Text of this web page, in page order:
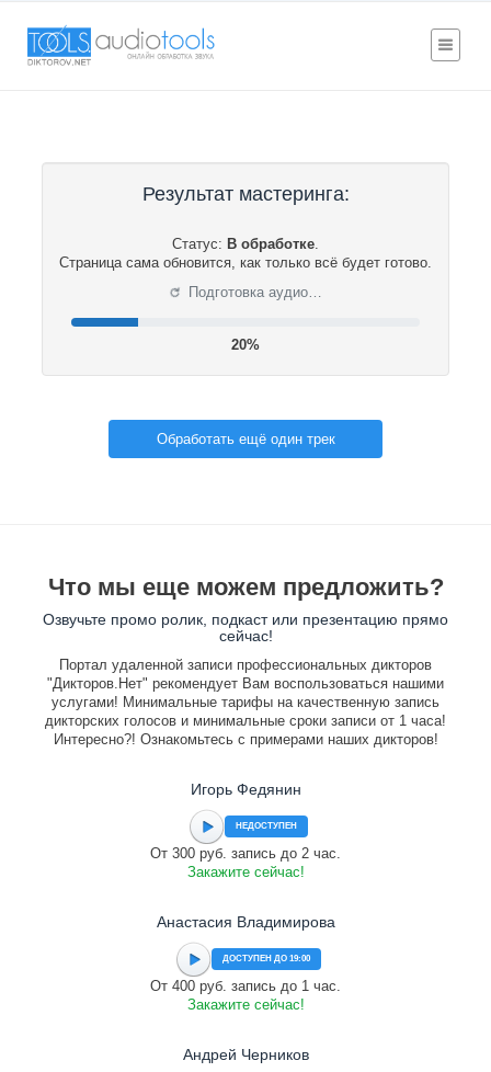
Результат мастеринга:
Статус: В обработке.
Страница сама обновится, как только всё будет готово.
⟳ Подготовка аудио…
21%
Обработать ещё один трек
Что мы еще можем предложить?
Озвучьте промо ролик, подкаст или презентацию прямо
сейчас!
Портал удаленной записи профессиональных дикторов
"Дикторов.Нет" рекомендует Вам воспользоваться нашими
услугами! Минимальные тарифы на качественную запись
дикторских голосов и минимальные сроки записи от 1 часа!
Интересно?! Ознакомьтесь с примерами наших дикторов!
Игорь Федянин
НЕДОСТУПЕН
От 300 руб. запись до 2 час.
Закажите сейчас!
Анастасия Владимирова
ДОСТУПЕН ДО 19:00
От 400 руб. запись до 1 час.
Закажите сейчас!
Андрей Черников